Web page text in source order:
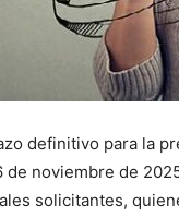
definitivo para la
noviembre de
solicitantes,